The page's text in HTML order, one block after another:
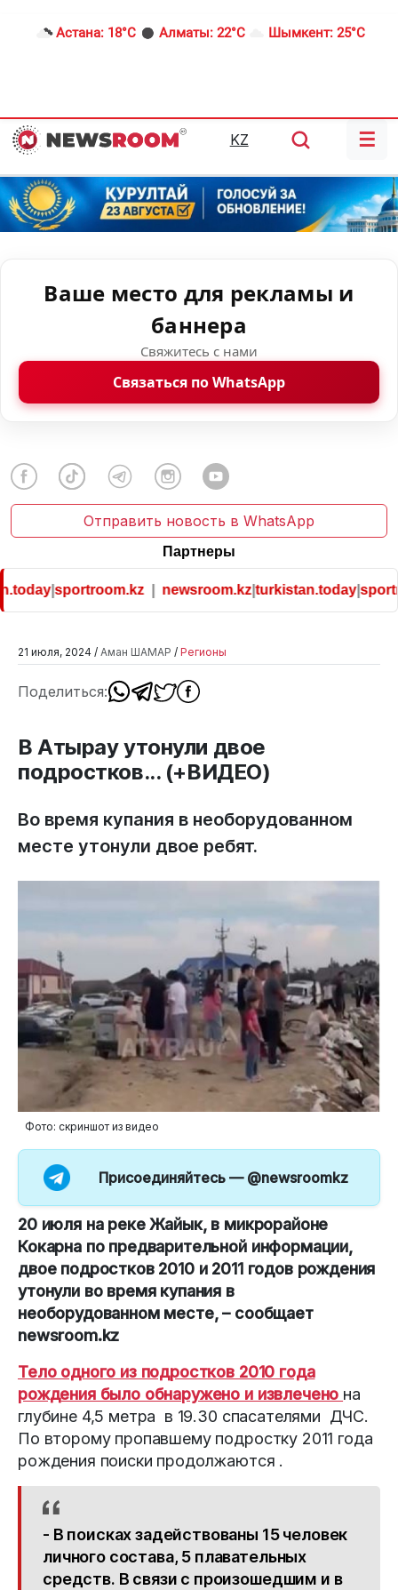
Астана: 18°C Алматы: 22°C Шымкент: 25°C
KZ ☰
Ваше место для рекламы и
баннера
Свяжитесь с нами
Связаться по WhatsApp
Отправить новость в WhatsApp
Партнеры
|sportroom.kz| newsroom.kz|turkistan.today|
21 июля, 2024 / Аман ШАМАР / Регионы
Поделиться:
В Атырау утонули двое
подростков... (+ВИДЕО)
Во время купания в необорудованном
месте утонули двое ребят.
Фото: скриншот из видео
Присоединяйтесь — @newsroomkz
20 июля на реке Жайык, в микрорайоне
Кокарна по предварительной информации,
двое подростков 2010 и 2011 годов рождения
утонули во время купания в
необорудованном месте, – сообщает
newsroom.kz
Тело одного из подростков 2010 года
рождения было обнаружено и извлечено на
глубине 4,5 метра в 19.30 спасателями ДЧС.
По второму пропавшему подростку 2011 года
рождения поиски продолжаются .
- В поисках задействованы 15 человек
личного состава, 5 плавательных
средств. В связи с произошедшим и в